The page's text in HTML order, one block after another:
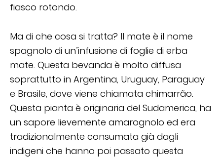
fiasco rotondo.
Ma di che cosa si tratta? Il mate è il nome
spagnolo di un’infusione di foglie di erba
mate. Questa bevanda è molto diffusa
soprattutto in Argentina, Uruguay, Paraguay
e Brasile, dove viene chiamata chimarrão.
Questa pianta è originaria del Sudamerica, ha
un sapore lievemente amarognolo ed era
tradizionalmente consumata già dagli
indigeni che hanno poi passato questa